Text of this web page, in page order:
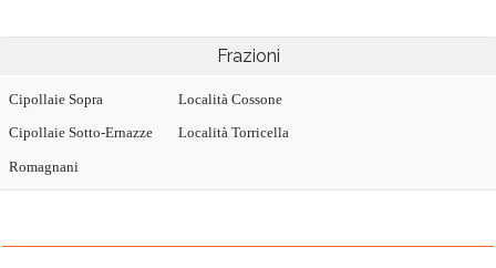
Frazioni
Cipollaie Sopra
Cipollaie Sotto-Ernazze
Località Cossone
Località Torricella
Romagnani